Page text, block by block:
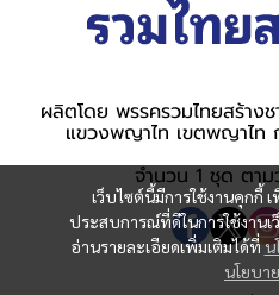
เว็บไซต์นี้มีการใช้งานคุกกี้
ประสบการณ์ที่ดีในการใช้งาน
อ่านรายละเอียดเพิ่มเติมได้ที่น
นโยบา
ผลิตโดย พรรครวมไทยสร้าง
แขวงพญาไท เขตพญาไท
จำนวน 1 ชุด ตาม